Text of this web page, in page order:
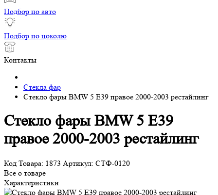
Подбор по авто
Подбор по цоколю
Контакты
Стекла фар
Стекло фары BMW 5 E39 правое 2000-2003 рестайлинг
Стекло фары BMW 5 E39
правое 2000-2003 рестайлинг
Код Товара: 1873 Артикул: СТФ-0120
Все о товаре
Характеристики